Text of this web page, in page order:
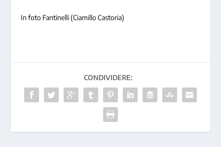
In foto Fantinelli (Ciamillo Castoria)
CONDIVIDERE: